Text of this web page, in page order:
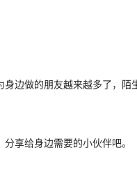
边做的朋友越来越多了，陌
享给身边需要的小伙伴吧。